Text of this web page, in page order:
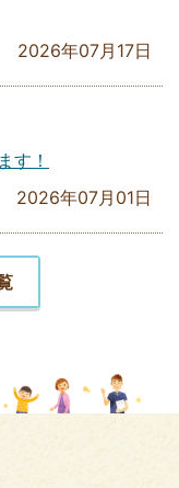
2026年07月17日
す！
2026年07月01日